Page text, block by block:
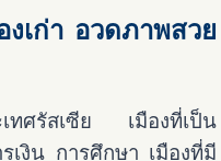
งเก่า อวดภาพสวย
เทศรัสเซีย เมืองที่เป็น
เงิน การศึกษา เมืองที่มี